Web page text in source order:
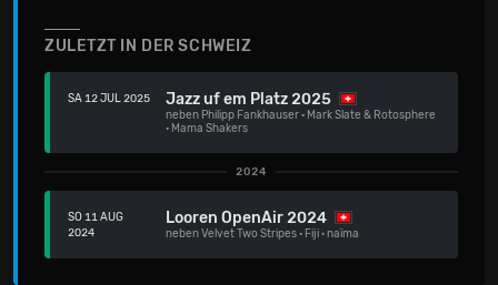
ZULETZT IN DER SCHWEIZ
SA 12 JUL 2025 Jazz uf em Platz 2025
neben Philipp Fankhauser· Mark Slate & Rotosphere
· Mama Shakers
2024
SO 11 AUG
2024
Looren OpenAir 2024
nebenVelvet Two Stripes· Fiji·naïma